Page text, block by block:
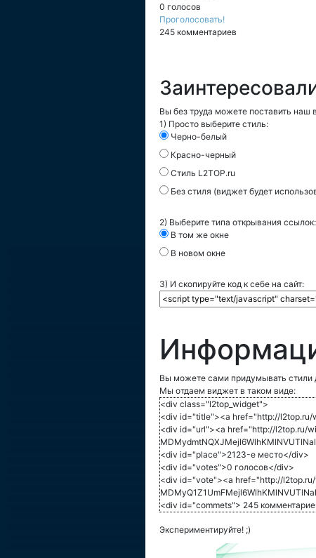
0 голосов
Проголосовать!
245 комментариев
Вы без труда можете поставить наш
1) Просто выберите стиль:
Черно-белый
Красно-черный
Стиль L2TOP.ru
Без стиля (виджет будет
2) Выберите типа открывания ссылок:
В том же окне
В новом окне
3) И скопируйте код к себе на сайт:
Вы можете сами придумывать стили
Мы отдаем виджет в таком виде:
<div class="l2top_widget">
<div id="title"><a href="http://l2top.ru/
<div id="url"><a href="http://l2top.ru/
<div id="place">2123-е место</div>
<div id="votes">0 голосов</div>
<div id="vote"><a href="http://
<div id="commets"> 245
Экспериментируйте! ;)